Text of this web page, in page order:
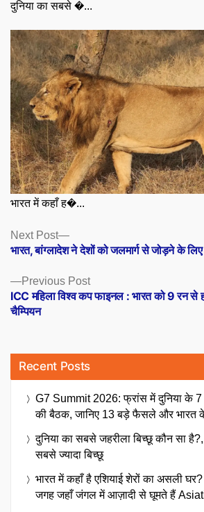
दुनिया का सबसे �...
भारत में कहाँ ह�...
Posts
navigation
Previous PostPrevious
post:
ICC महिला विश्व कप फाइनल : भारत को 9 रन से
चैम्पियन
Next Post
Next
post:
भारत, बांग्लादेश ने देशों को जलमार्ग से जोड़ने के
Recent Posts
G7 Summit 2026: फ्रांस में दुनिया के
की बैठक, जानिए 13 बड़े फैसले और भारत
दुनिया का सबसे जहरीला बिच्छू कौन सा
सबसे ज्यादा बिच्छू
भारत में कहाँ है एशियाई शेरों का असली
जगह जहाँ जंगल में आज़ादी से घूमते हैं